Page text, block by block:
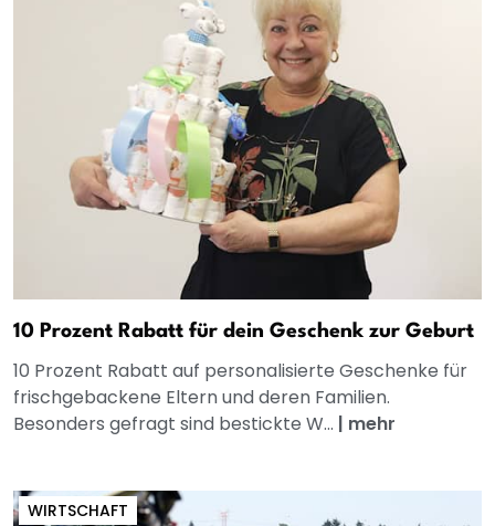
10 Prozent Rabatt für dein Geschenk zur Geburt
10 Prozent Rabatt auf personalisierte Geschenke für
frischgebackene Eltern und deren Familien.
Besonders gefragt sind bestickte W... | mehr
WIRTSCHAFT